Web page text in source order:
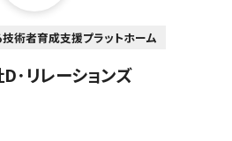
術者育成支援プラットホーム
･リレーションズ